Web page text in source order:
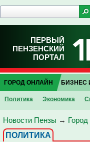
ПЕРВЫЙ
ПЕНЗЕНСКИЙ
ПОРТАЛ
ГОРОД ОНЛАЙН
Политика Экономика
БИЗНЕС
Новости Пензы →
ПОЛИТИКА